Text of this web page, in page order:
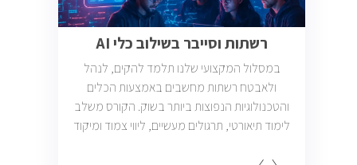
רשתות וסייבר בשילוב כלי AI
במסלול המקצועי שלנו תלמד להקים, לנהל
ולאבטח רשתות מחשבים באמצעות הכלים
והטכנולוגיות הנפוצות ביותר בשוק. הקורס משלב
לימוד תיאורטי, תרגולים מעשיים, ליווי צמוד ומיקוד